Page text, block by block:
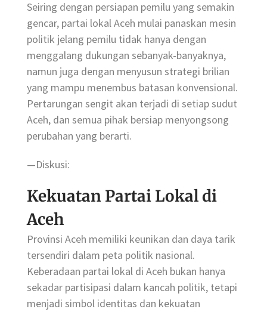
Seiring dengan persiapan pemilu yang semakin
gencar, partai lokal Aceh mulai panaskan mesin
politik jelang pemilu tidak hanya dengan
menggalang dukungan sebanyak-banyaknya,
namun juga dengan menyusun strategi brilian
yang mampu menembus batasan konvensional.
Pertarungan sengit akan terjadi di setiap sudut
Aceh, dan semua pihak bersiap menyongsong
perubahan yang berarti.
—Diskusi:
Kekuatan Partai Lokal di
Aceh
Provinsi Aceh memiliki keunikan dan daya tarik
tersendiri dalam peta politik nasional.
Keberadaan partai lokal di Aceh bukan hanya
sekadar partisipasi dalam kancah politik, tetapi
menjadi simbol identitas dan kekuatan